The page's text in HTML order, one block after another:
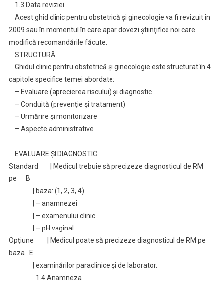
1.3 Data reviziei
Acest ghid clinic pentru obstetrică şi ginecologie va fi revizuit în
2009 sau în momentul în care apar dovezi ştiinţifice noi care
modifică recomandările făcute.
STRUCTURĂ
Ghidul clinic pentru obstetrică şi ginecologie este structurat în 4
capitole specifice temei abordate:
– Evaluare (aprecierea riscului) şi diagnostic
– Conduită (prevenţie şi tratament)
– Urmărire şi monitorizare
– Aspecte administrative
EVALUARE ŞI DIAGNOSTIC
Standard | Medicul trebuie să precizeze diagnosticul de RM
pe B
| baza: (1, 2, 3, 4)
| – anamnezei
| – examenului clinic
| – pH vaginal
Opţiune | Medicul poate să precizeze diagnosticul de RM pe
baza E
| examinărilor paraclinice şi de laborator.
1.4 Anamneza